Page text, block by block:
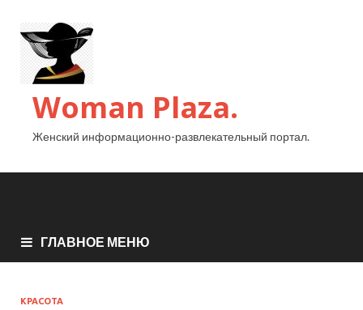
Woman Plaza.
Женский информационно-развлекательный портал.
ГЛАВНОЕ МЕНЮ
КРАСОТА